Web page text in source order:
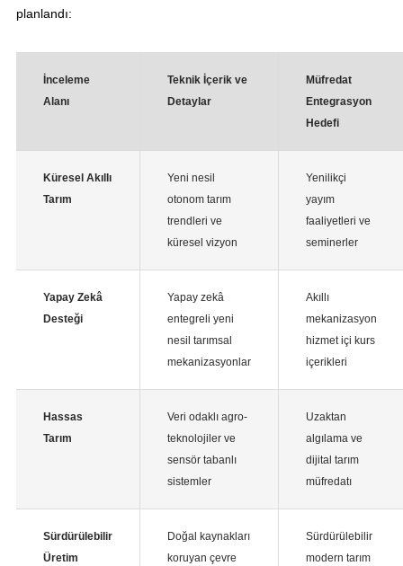
planlandı:
İnceleme
Alanı
Teknik İçerik ve
Detaylar
Müfredat
Entegrasyon
Hedefi
Küresel Akıllı
Tarım
Yeni nesil
otonom tarım
trendleri ve
küresel vizyon
Yenilikçi
yayım
faaliyetleri ve
seminerler
Yapay Zekâ
Desteği
Yapay zekâ
entegreli yeni
nesil tarımsal
mekanizasyonlar
Akıllı
mekanizasyon
hizmet içi kurs
içerikleri
Hassas
Tarım
Veri odaklı agro-
teknolojiler ve
sensör tabanlı
sistemler
Uzaktan
algılama ve
dijital tarım
müfredatı
Sürdürülebilir
Üretim
Doğal kaynakları
koruyan çevre
Sürdürülebilir
modern tarım